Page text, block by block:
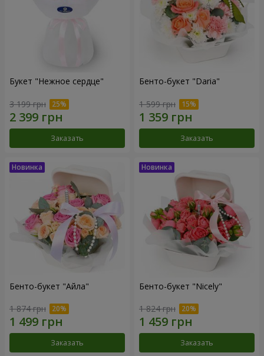
Букет "Нежное сердце"
3 199 грн
Заказать
Бенто-букет "Daria"
1 599 грн
Заказать
Бенто-букет "Айла"
1 874 грн
Заказать
Бенто-букет "Nicely"
1 824 грн
Заказать